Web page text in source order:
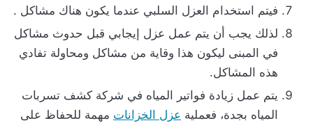
فيتم استخدام العزل السلبي عندما يكون هناك مشاكل .
لذلك يجب أن يتم عمل عزل إيجابي قبل حدوث مشاكل
في المبنى ليكون هذا وقاية من مشاكل ومحاولة تفادي
هذه المشاكل.
يتم عمل زيادة فواتير المياه في شركة كشف تسربات
المياه بجدة، فعملية عزل الخزانات مهمة للحفاظ على